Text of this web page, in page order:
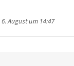
6. August um 14:47